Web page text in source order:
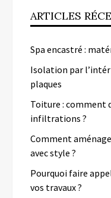
ARTICLES
Spa encastré :
Isolation par
plaques
Toiture : comment
infiltrations ?
Comment
avec style ?
Pourquoi faire
vos travaux ?